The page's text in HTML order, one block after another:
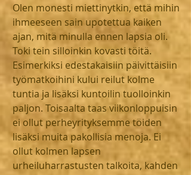
Olen monesti miettinytkin, että mihin
ihmeeseen sain upotettua kaiken
ajan, mitä minulla ennen lapsia oli.
Toki tein silloinkin kovasti töitä.
Esimerkiksi edestakaisiin päivittäisiin
työmatkoihini kului reilut kolme
tuntia ja lisäksi kuntoilin tuolloinkin
paljon. Toisaalta taas viikonloppuisin
ei ollut perheyrityksemme töiden
lisäksi muita pakollisia menoja. Ei
ollut kolmen lapsen
urheiluharrastusten talkoita, kahden